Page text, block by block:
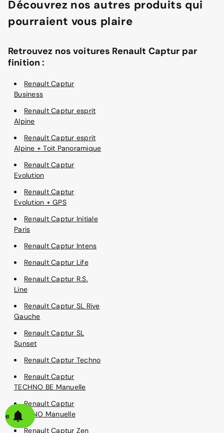
Découvrez nos autres produits qui
pourraient vous plaire
Retrouvez nos voitures Renault Captur par
finition :
Renault Captur
Business
Renault Captur esprit
Alpine
Renault Captur esprit
Alpine + Toit Panoramique
Renault Captur
Evolution
Renault Captur
Evolution + GPS
Renault Captur Initiale
Paris
Renault Captur Intens
Renault Captur Life
Renault Captur R.S.
Line
Renault Captur SL Rive
Gauche
Renault Captur SL
Sunset
Renault Captur Techno
Renault Captur
TECHNO BE Manuelle
Renault Captur
TECHNO Manuelle
Renault Captur Zen